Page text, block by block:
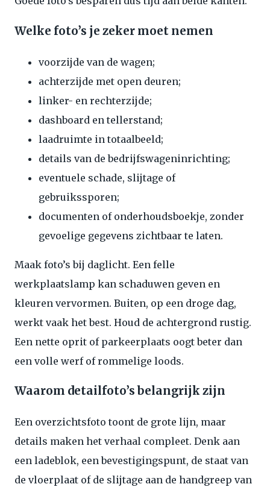
Welke foto’s je zeker moet nemen
voorzijde van de wagen;
achterzijde met open deuren;
linker- en rechterzijde;
dashboard en tellerstand;
laadruimte in totaalbeeld;
details van de bedrijfswageninrichting;
eventuele schade, slijtage of
gebruikssporen;
documenten of onderhoudsboekje, zonder
gevoelige gegevens zichtbaar te laten.
Maak foto’s bij daglicht. Een felle
werkplaatslamp kan schaduwen geven en
kleuren vervormen. Buiten, op een droge dag,
werkt vaak het best. Houd de achtergrond rustig.
Een nette oprit of parkeerplaats oogt beter dan
een volle werf of rommelige loods.
Waarom detailfoto’s belangrijk zijn
Een overzichtsfoto toont de grote lijn, maar
details maken het verhaal compleet. Denk aan
een ladeblok, een bevestigingspunt, de staat van
de vloerplaat of de slijtage aan de handgreep van